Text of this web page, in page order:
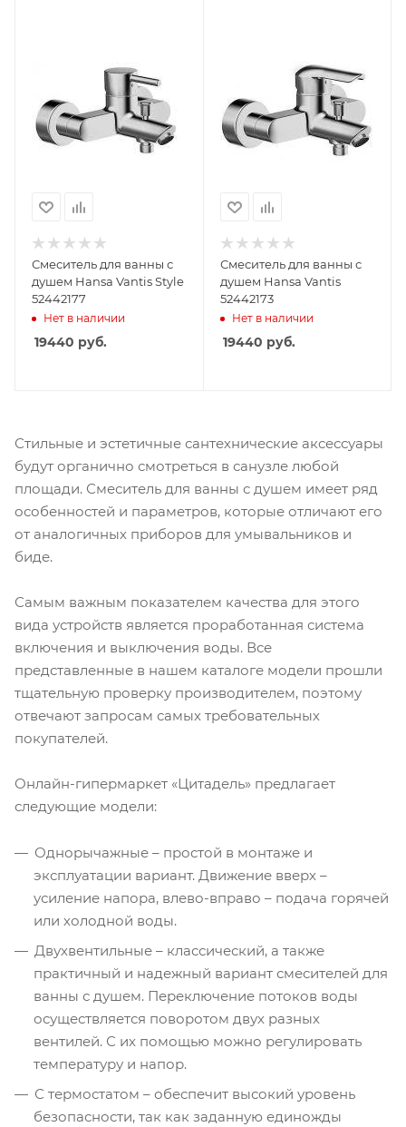
Смеситель для ванны с
душем Hansa Vantis Style
52442177
Нет в наличии
19440 руб.
Смеситель для ванны с
душем Hansa Vantis
52442173
Нет в наличии
19440 руб.
Стильные и эстетичные сантехнические аксессуары
будут органично смотреться в санузле любой
площади. Смеситель для ванны с душем имеет ряд
особенностей и параметров, которые отличают его
от аналогичных приборов для умывальников и
биде.
Самым важным показателем качества для этого
вида устройств является проработанная система
включения и выключения воды. Все
представленные в нашем каталоге модели прошли
тщательную проверку производителем, поэтому
отвечают запросам самых требовательных
покупателей.
Онлайн-гипермаркет «Цитадель» предлагает
следующие модели:
Однорычажные – простой в монтаже и
эксплуатации вариант. Движение вверх –
усиление напора, влево-вправо – подача горячей
или холодной воды.
Двухвентильные – классический, а также
практичный и надежный вариант смесителей для
ванны с душем. Переключение потоков воды
осуществляется поворотом двух разных
вентилей. С их помощью можно регулировать
температуру и напор.
С термостатом – обеспечит высокий уровень
безопасности, так как заданную единожды